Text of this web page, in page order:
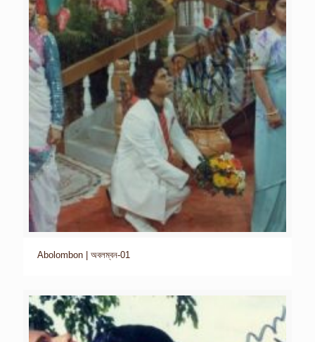
Abolombon | অবলম্বন-01